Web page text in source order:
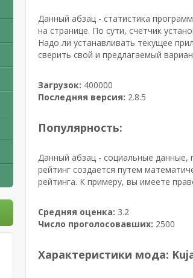
Данный абзац - статистика
на странице. По сути, счетчик
Надо ли устанавливать текущее
сверить свой и предлагаемый
Загрузок: 400000
Последняя версия: 2.8.5
Популярность:
Данный абзац - социальные данные,
рейтинг создается путем
рейтинга. К примеру, вы имеете
Средняя оценка: 3.2
Число проголосовавших: 2500
Характеристики мода: